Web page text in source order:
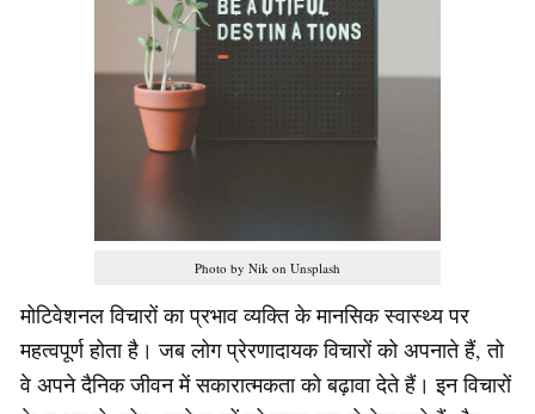
Photo by Nik on Unsplash
मोटिवेशनल विचारों का प्रभाव व्यक्ति के मानसिक स्वास्थ्य पर
महत्वपूर्ण होता है। जब लोग प्रेरणादायक विचारों को अपनाते हैं, तो
वे अपने दैनिक जीवन में सकारात्मकता को बढ़ावा देते हैं। इन विचारों